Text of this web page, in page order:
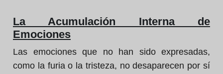
La Acumulación Interna de
Emociones
Las emociones que no han sido expresadas,
como la furia o la tristeza, no desaparecen por sí